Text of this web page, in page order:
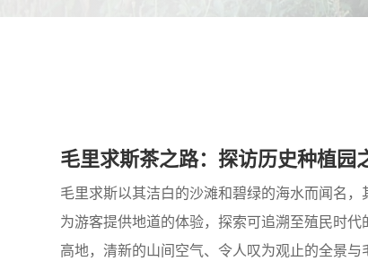
毛里求斯茶之路：探访历史种植园
毛里求斯以其洁白的沙滩和碧绿的海水而闻名
为游客提供地道的体验，探索可追溯至殖民时
高地，清新的山间空气、令人叹为观止的全景与